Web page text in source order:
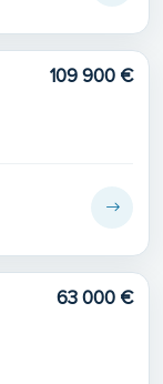
109 900 €
63 000 €